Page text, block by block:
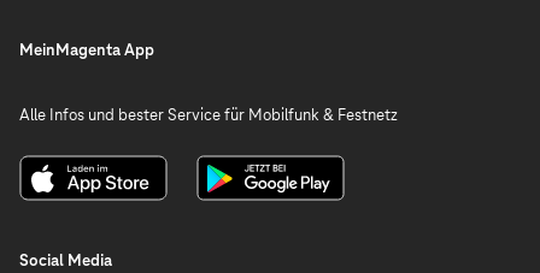
MeinMagenta App
Alle Infos und bester Service für Mobilfunk & Festnetz
Social Media